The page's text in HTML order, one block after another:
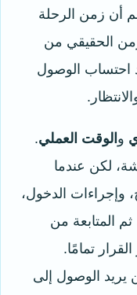
أن زمن الرحلة
الحقيقي من
احتساب الوصول
و الوقت العملي.
لكن عندما
وإجراءات الدخول،
المتابعة من
تمامًا.
يريد الوصول إلى